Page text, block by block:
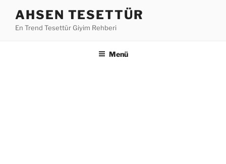
AHSEN TESETTÜR
En Trend Tesettür Giyim Rehberi
Menü